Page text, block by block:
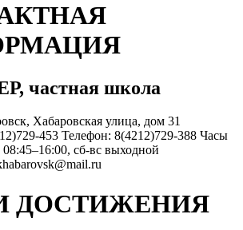
частная школа
Хабаровская улица, дом 31
453 Телефон: 8(4212)729-388 Часы
сб-вс выходной
ДОСТИЖЕНИЯ